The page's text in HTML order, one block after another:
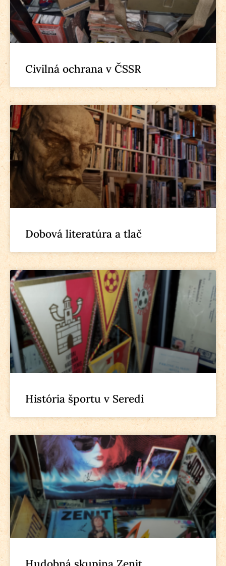
Civilná ochrana v ČSSR
Dobová literatúra a tlač
História športu v Seredi